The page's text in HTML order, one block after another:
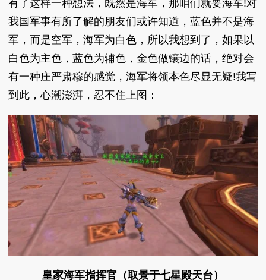
有了这样一种想法，既然是海军，那咱们就要海军!对
我国军事有所了解的朋友们或许知道，蓝色并不是海
军，而是空军，海军为白色，所以我想到了，如果以
白色为主色，蓝色为辅色，金色做镶边的话，绝对会
有一种庄严肃穆的感觉，海军将领本色尽显无疑!我写
到此，心潮澎湃，忍不住上图：
皇家海军指挥官（取景于七星殿天台）